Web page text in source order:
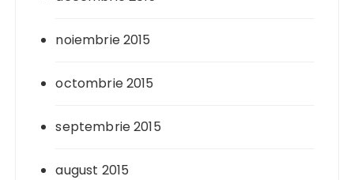
noiembrie 2015
octombrie 2015
septembrie 2015
august 2015